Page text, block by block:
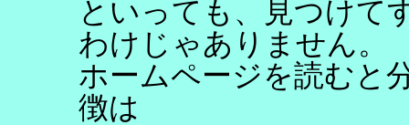
といっても、見つけて
わけじゃありません。
ホームページを読むと
徴は